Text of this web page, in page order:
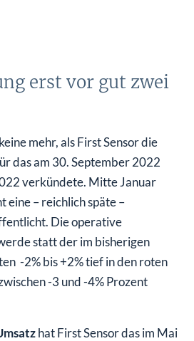
erst vor gut zwei
mehr, als First Sensor die
das am 30. September 2022
verkündete. Mitte Januar
eine – reichlich späte –
Die operative
statt der im bisherigen
-2% bis +2% tief in den roten
-3 und -4% Prozent
hat First Sensor das im Mai